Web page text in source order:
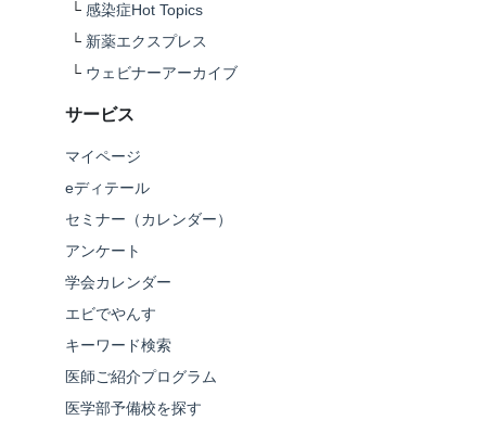
└ 感染症Hot Topics
└ 新薬エクスプレス
└ ウェビナーアーカイブ
サービス
マイページ
eディテール
セミナー（カレンダー）
アンケート
学会カレンダー
エビでやんす
キーワード検索
医師ご紹介プログラム
医学部予備校を探す